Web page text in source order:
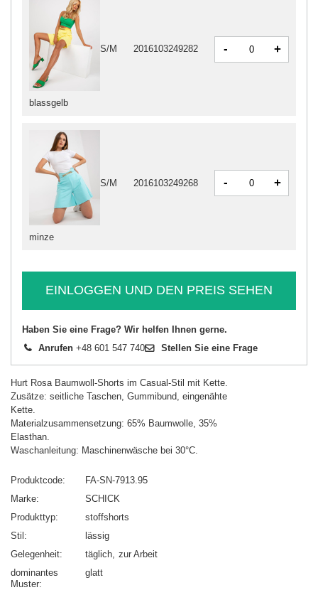
blassgelb
S/M 2016103249282 - +
minze
S/M 2016103249268 - +
EINLOGGEN UND DEN PREIS SEHEN
Haben Sie eine Frage? Wir helfen Ihnen gerne.
Anrufen +48 601 547 740 Stellen Sie eine Frage
Hurt Rosa Baumwoll-Shorts im Casual-Stil mit Kette.
Zusätze: seitliche Taschen, Gummibund, eingenähte
Kette.
Materialzusammensetzung: 65% Baumwolle, 35%
Elasthan.
Waschanleitung: Maschinenwäsche bei 30°C.
Produktcode
FA-SN-7913.95
Marke
SCHICK
Produkttyp
stoffshorts
Stil
lässig
Gelegenheit
täglich zur Arbeit
dominantes
Muster
glatt